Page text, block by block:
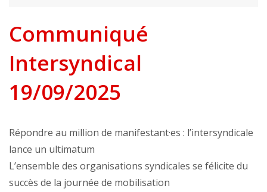
Communiqué
Intersyndical
19/09/2025
Répondre au million de manifestant·es : l’intersyndicale
lance un ultimatum
L’ensemble des organisations syndicales se félicite du
succès de la journée de mobilisation